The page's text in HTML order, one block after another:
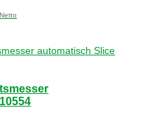
Netto